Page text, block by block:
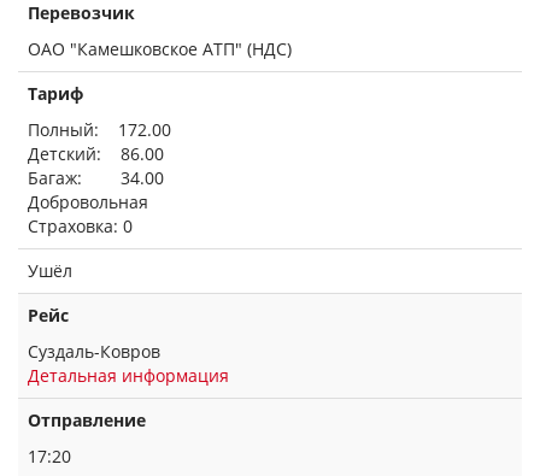
Перевозчик
ОАО "Камешковское АТП" (НДС)
Тариф
Полный: 172.00
Детский: 86.00
Багаж: 34.00
Добровольная
Страховка: 0
Ушёл
Рейс
Суздаль-Ковров
Детальная информация
Отправление
17:20